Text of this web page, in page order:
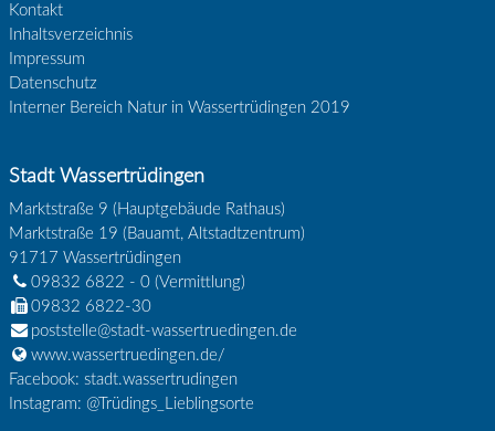
Kontakt
Inhaltsverzeichnis
Impressum
Datenschutz
Interner Bereich Natur in Wassertrüdingen 2019
Stadt Wassertrüdingen
Marktstraße 9 (Hauptgebäude Rathaus)
Marktstraße 19 (Bauamt, Altstadtzentrum)
91717 Wassertrüdingen
09832 6822 - 0(Vermittlung)
09832 6822-30
poststelle@stadt-wassertruedingen.de
www.wassertruedingen.de/
Facebook: stadt.wassertrudingen
Instagram: @Trüdings_Lieblingsorte